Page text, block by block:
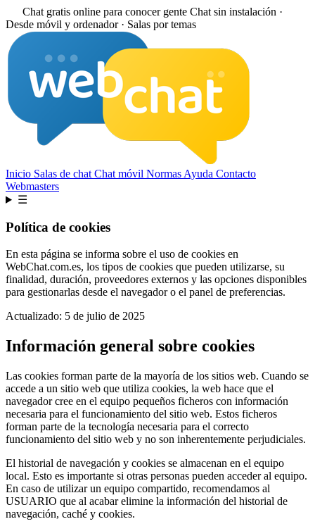
Chat gratis online para conocer gente Chat sin instalación ·
Desde móvil y ordenador · Salas por temas
Inicio Salas de chat Chat móvil Normas Ayuda Contacto
Webmasters
☰
Política de cookies
En esta página se informa sobre el uso de cookies en
WebChat.com.es, los tipos de cookies que pueden utilizarse, su
finalidad, duración, proveedores externos y las opciones disponibles
para gestionarlas desde el navegador o el panel de preferencias.
Actualizado: 5 de julio de 2025
Información general sobre cookies
Las cookies forman parte de la mayoría de los sitios web. Cuando se
accede a un sitio web que utiliza cookies, la web hace que el
navegador cree en el equipo pequeños ficheros con información
necesaria para el funcionamiento del sitio web. Estos ficheros
forman parte de la tecnología necesaria para el correcto
funcionamiento del sitio web y no son inherentemente perjudiciales.
El historial de navegación y cookies se almacenan en el equipo
local. Esto es importante si otras personas pueden acceder al equipo.
En caso de utilizar un equipo compartido, recomendamos al
USUARIO que al acabar elimine la información del historial de
navegación, caché y cookies.